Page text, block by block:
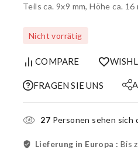
Teils ca. 9x9 mm, Höhe ca. 16
Nicht vorrätig
COMPARE
FRAGEN SIE UNS
27 Personen sehen sich
Lieferung in Europa : Bis